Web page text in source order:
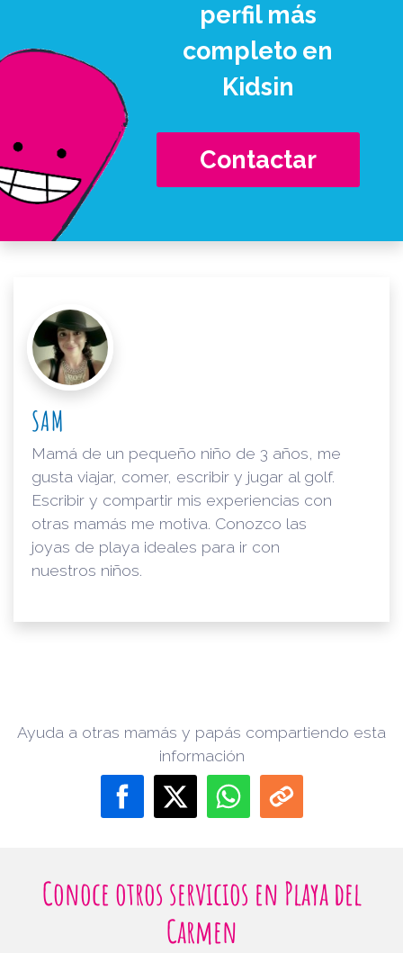
perfil más
completo en
Kidsin
Contactar
SAM
Mamá de un pequeño niño de 3 años, me
gusta viajar, comer, escribir y jugar al golf.
Escribir y compartir mis experiencias con
otras mamás me motiva. Conozco las
joyas de playa ideales para ir con
nuestros niños.
Ayuda a otras mamás y papás compartiendo esta
información
Conoce otros servicios en Playa del
Carmen